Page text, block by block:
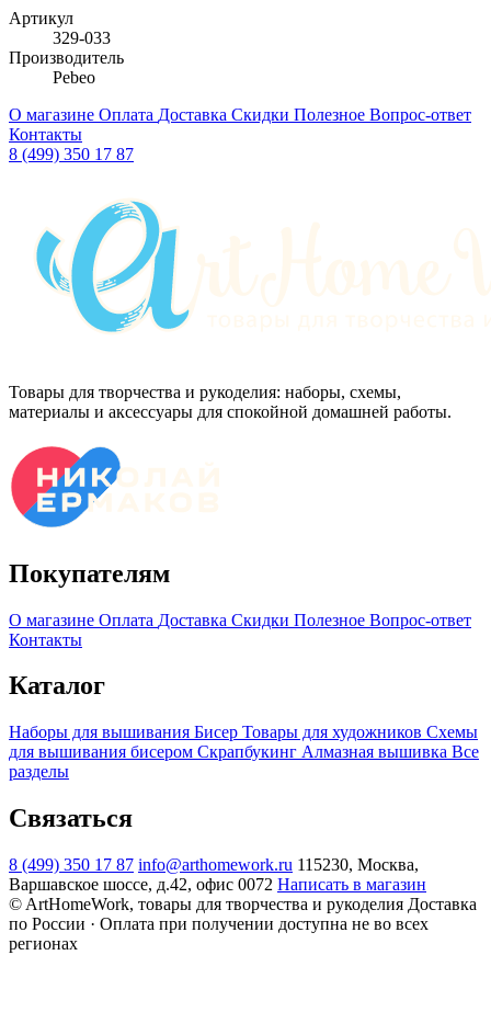
Артикул
329-033
Производитель
Pebeo
О магазине Оплата Доставка Скидки Полезное Вопрос-ответ
Контакты
8 (499) 350 17 87
Товары для творчества и рукоделия: наборы, схемы,
материалы и аксессуары для спокойной домашней работы.
Покупателям
О магазине Оплата Доставка Скидки Полезное Вопрос-ответ
Контакты
Каталог
Наборы для вышивания Бисер Товары для художников Схемы
для вышивания бисером Скрапбукинг Алмазная вышивка Все
разделы
Связаться
8 (499) 350 17 87 info@arthomework.ru 115230, Москва,
Варшавское шоссе, д.42, офис 0072 Написать в магазин
© ArtHomeWork, товары для творчества и рукоделия Доставка
по России · Оплата при получении доступна не во всех
регионах